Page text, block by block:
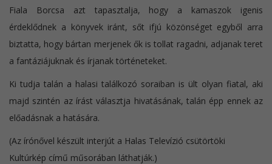
Fiala Borcsa azt tapasztalja, hogy a kamaszok igenis
érdeklődnek a könyvek iránt, sőt ifjú közönséget egyből arra
biztatta, hogy bártan merjenek ők is tollat ragadni, adjanak teret
a fantáziájuknak és írjanak történeteket.
Ki tudja talán a halasi találkozó soraiban is ült olyan fiatal, aki
majd szintén az írást választja hivatásának, talán épp ennek az
előadásnak a hatására.
(Az írónővel készült interjút a Halas Televízió csütörtöki
Kultúrkép című műsorában láthatják.)